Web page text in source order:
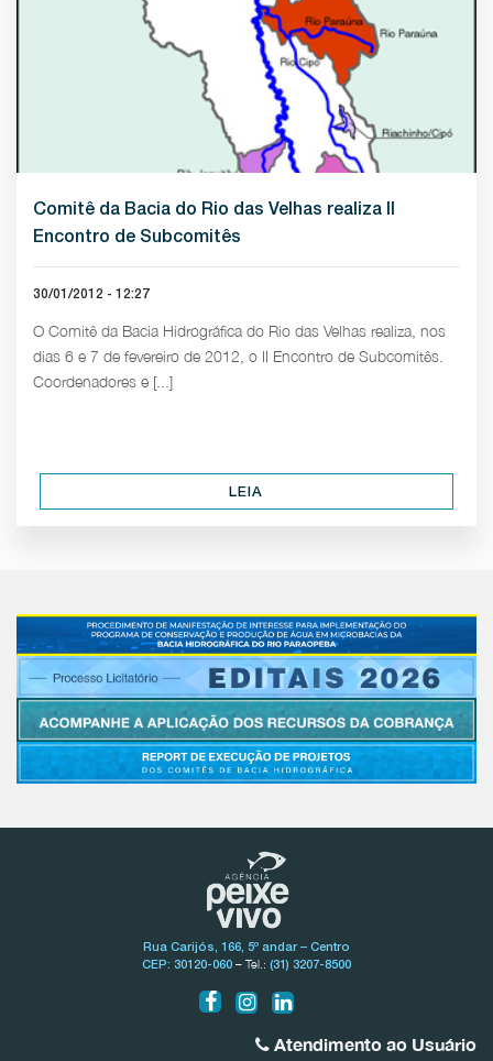
Comitê da Bacia do Rio das Velhas realiza II
Encontro de Subcomitês
30/01/2012 - 12:27
O Comitê da Bacia Hidrográfica do Rio das Velhas realiza, nos
dias 6 e 7 de fevereiro de 2012, o II Encontro de Subcomitês.
Coordenadores e [...]
LEIA
Rua Carijós, 166, 5º andar – Centro
CEP: 30120-060 – Tel.: (31) 3207-8500
Atendimento ao Usuário